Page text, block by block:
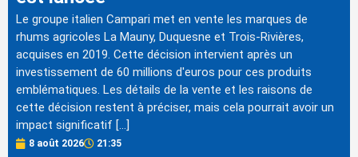
Le groupe italien Campari met en vente les marques de
rhums agricoles La Mauny, Duquesne et Trois-Rivières,
acquises en 2019. Cette décision intervient après un
investissement de 60 millions d'euros pour ces produits
emblématiques. Les détails de la vente et les raisons de
cette décision restent à préciser, mais cela pourrait avoir un
impact significatif […]
8 août 2026 21:35